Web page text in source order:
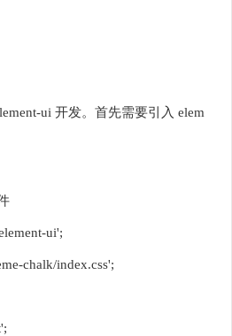
ui 开发。首先需要引入 elem
ui';
chalk/index.css';